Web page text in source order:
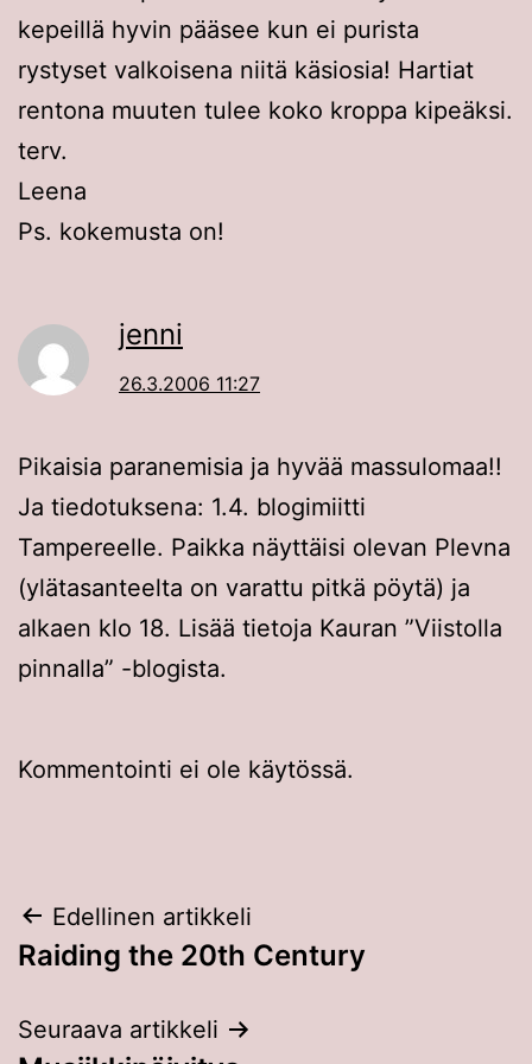
kepeillä hyvin pääsee kun ei purista
rystyset valkoisena niitä käsiosia! Hartiat
rentona muuten tulee koko kroppa kipeäksi.
terv.
Leena
Ps. kokemusta on!
jenni
26.3.2006 11:27
Pikaisia paranemisia ja hyvää massulomaa!!
Ja tiedotuksena: 1.4. blogimiitti
Tampereelle. Paikka näyttäisi olevan Plevna
(ylätasanteelta on varattu pitkä pöytä) ja
alkaen klo 18. Lisää tietoja Kauran ”Viistolla
pinnalla” -blogista.
Kommentointi ei ole käytössä.
Artikkelien
selaus
Edellinen artikkeli
Raiding the 20th Century
Seuraava artikkeli